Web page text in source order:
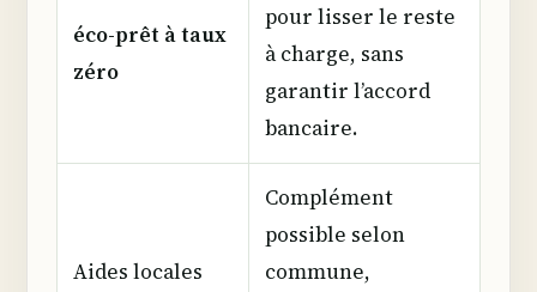
éco-prêt à taux
zéro
pour lisser le reste
à charge, sans
garantir l’accord
bancaire.
Aides locales
Complément
possible selon
commune,